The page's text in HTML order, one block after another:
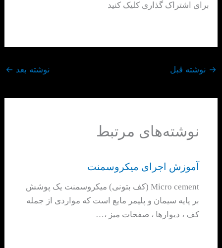
برای اشتراک گذاری کلیک کنید
→ نوشته قبل نوشته بعد ←
نوشته‌های مرتبط
آموزش اجرای میکروسمنت
Micro cement (کف بتونی) میکروسمنت یک پوشش
بر پایه سیمان و پلیمر مایع است که مواردی از جمله
کف ، دیوارها ، صفحات میز ،…